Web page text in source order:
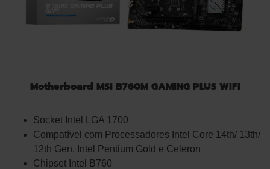
Motherboard MSI B760M GAMING PLUS WIFI
Socket Intel LGA 1700
Compatível com Processadores Intel Core 14th/ 13th/
12th Gen, Intel Pentium Gold e Celeron
Chipset Intel B760